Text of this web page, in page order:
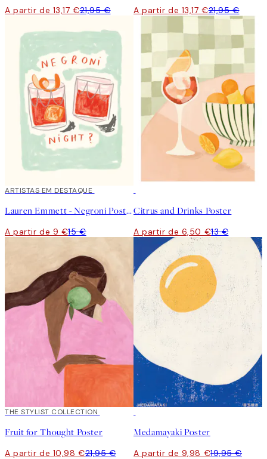
A partir de 13,17 €21,95 € A partir de 13,17 €21,95 €
40%*
ARTISTAS EM DESTAQUE
Lauren Emmett - Negroni Poster
A partir de 9 €15 €
Citrus and Drinks Poster
A partir de 6,50 €13 €
50%*
THE STYLIST COLLECTION
Fruit for Thought Poster
A partir de 10,98 €21,95 €
Medamayaki Poster
A partir de 9,98 €19,95 €